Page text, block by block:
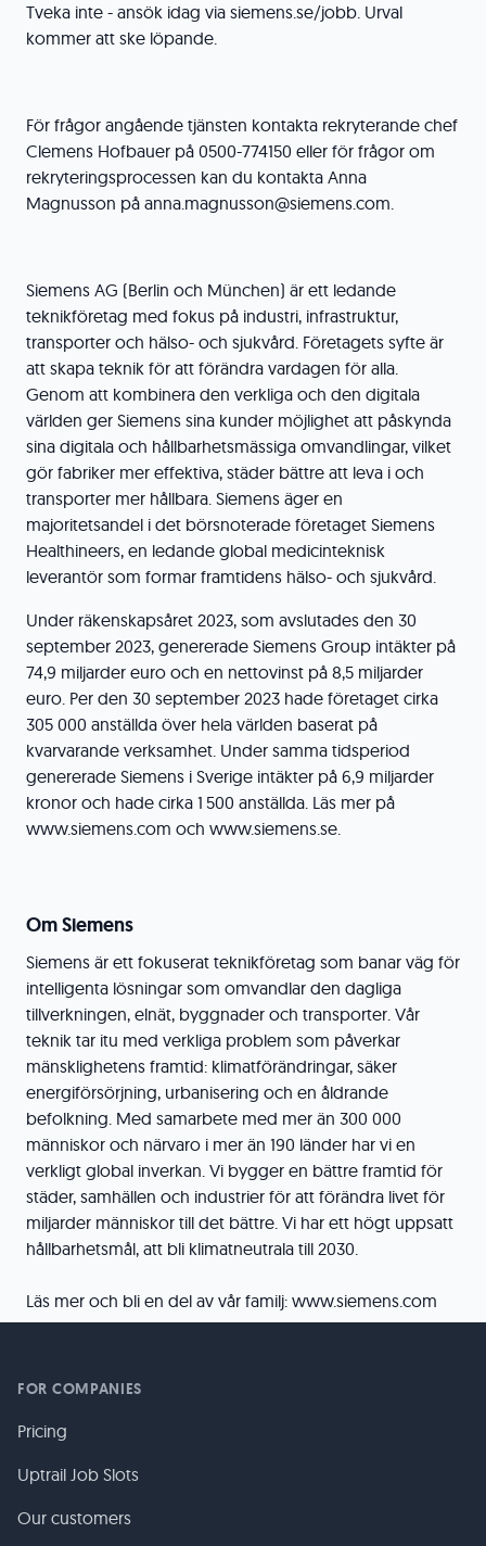
Tveka inte - ansök idag via siemens.se/jobb. Urval
kommer att ske löpande.
För frågor angående tjänsten kontakta rekryterande chef
Clemens Hofbauer på 0500-774150 eller för frågor om
rekryteringsprocessen kan du kontakta Anna
Magnusson på anna.magnusson@siemens.com.
Siemens AG (Berlin och München) är ett ledande
teknikföretag med fokus på industri, infrastruktur,
transporter och hälso- och sjukvård. Företagets syfte är
att skapa teknik för att förändra vardagen för alla.
Genom att kombinera den verkliga och den digitala
världen ger Siemens sina kunder möjlighet att påskynda
sina digitala och hållbarhetsmässiga omvandlingar, vilket
gör fabriker mer effektiva, städer bättre att leva i och
transporter mer hållbara. Siemens äger en
majoritetsandel i det börsnoterade företaget Siemens
Healthineers, en ledande global medicinteknisk
leverantör som formar framtidens hälso- och sjukvård.
Under räkenskapsåret 2023, som avslutades den 30
september 2023, genererade Siemens Group intäkter på
74,9 miljarder euro och en nettovinst på 8,5 miljarder
euro. Per den 30 september 2023 hade företaget cirka
305 000 anställda över hela världen baserat på
kvarvarande verksamhet. Under samma tidsperiod
genererade Siemens i Sverige intäkter på 6,9 miljarder
kronor och hade cirka 1 500 anställda. Läs mer på
www.siemens.com och www.siemens.se.
Om Siemens
Siemens är ett fokuserat teknikföretag som banar väg för
intelligenta lösningar som omvandlar den dagliga
tillverkningen, elnät, byggnader och transporter. Vår
teknik tar itu med verkliga problem som påverkar
mänsklighetens framtid: klimatförändringar, säker
energiförsörjning, urbanisering och en åldrande
befolkning. Med samarbete med mer än 300 000
människor och närvaro i mer än 190 länder har vi en
verkligt global inverkan. Vi bygger en bättre framtid för
städer, samhällen och industrier för att förändra livet för
miljarder människor till det bättre. Vi har ett högt uppsatt
hållbarhetsmål, att bli klimatneutrala till 2030.
Läs mer och bli en del av vår familj: www.siemens.com
FOR COMPANIES
Pricing
Uptrail Job Slots
Our customers